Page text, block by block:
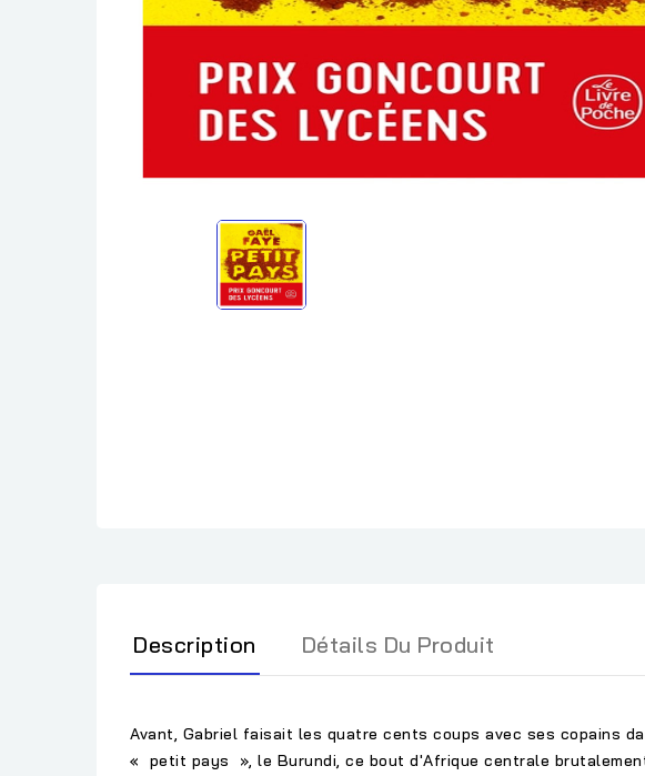
Description Détails Du Produit
Avant, Gabriel faisait les quatre cents coups avec ses copains
« petit pays », le Burundi, ce bout d'Afrique centrale